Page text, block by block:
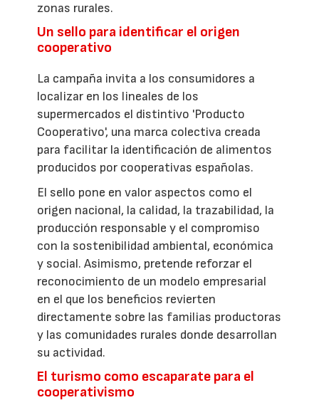
zonas rurales.
Un sello para identificar el origen
cooperativo
La campaña invita a los consumidores a
localizar en los lineales de los
supermercados el distintivo 'Producto
Cooperativo', una marca colectiva creada
para facilitar la identificación de alimentos
producidos por cooperativas españolas.
El sello pone en valor aspectos como el
origen nacional, la calidad, la trazabilidad, la
producción responsable y el compromiso
con la sostenibilidad ambiental, económica
y social. Asimismo, pretende reforzar el
reconocimiento de un modelo empresarial
en el que los beneficios revierten
directamente sobre las familias productoras
y las comunidades rurales donde desarrollan
su actividad.
El turismo como escaparate para el
cooperativismo